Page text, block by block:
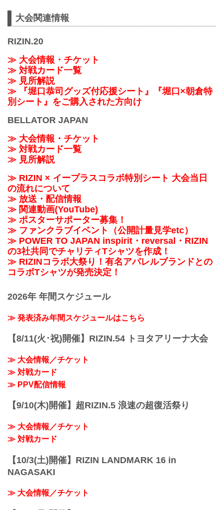
大会関連情報
RIZIN.20
≫ 大会情報・チケット
≫ 対戦カード一覧
≫ 見所解説
≫ 『堀口恭司グッズ付応援シート』『堀口×朝倉特
別シート』をご購入された方向け
BELLATOR JAPAN
≫ 大会情報・チケット
≫ 対戦カード一覧
≫ 見所解説
≫ RIZIN × イープラスコラボ特別シート 大会当日
の流れについて
≫ 放送・配信情報
≫ 関連動画(YouTube)
≫ ポスターサポーター募集！
≫ ファンクラブイベント（公開計量見学etc）
≫ POWER TO JAPAN inspirit・reversal・RIZIN
の3社共同でチャリティTシャツを作成！
≫ RIZINコラボ大祭り！有名アパレルブランドとの
コラボTシャツが発売決定！
2026年 年間スケジュール
≫ 発表済み年間スケジュールはこちら
【8/11(火･祝)開催】RIZIN.54 トヨタアリーナ大会
≫ 大会情報／チケット
≫ 対戦カード
≫ PPV配信情報
【9/10(木)開催】超RIZIN.5 浪速の超復活祭り
≫ 大会情報／チケット
≫ 対戦カード
【10/3(土)開催】RIZIN LANDMARK 16 in
NAGASAKI
≫ 大会情報／チケット